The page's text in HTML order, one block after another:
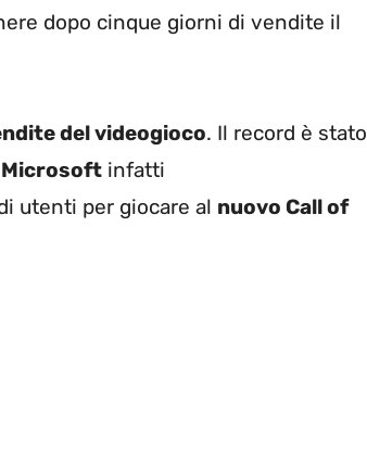
dopo cinque giorni di vendite il
del videogioco. Il record è stato
Microsoft infatti
utenti per giocare al nuovo Call of